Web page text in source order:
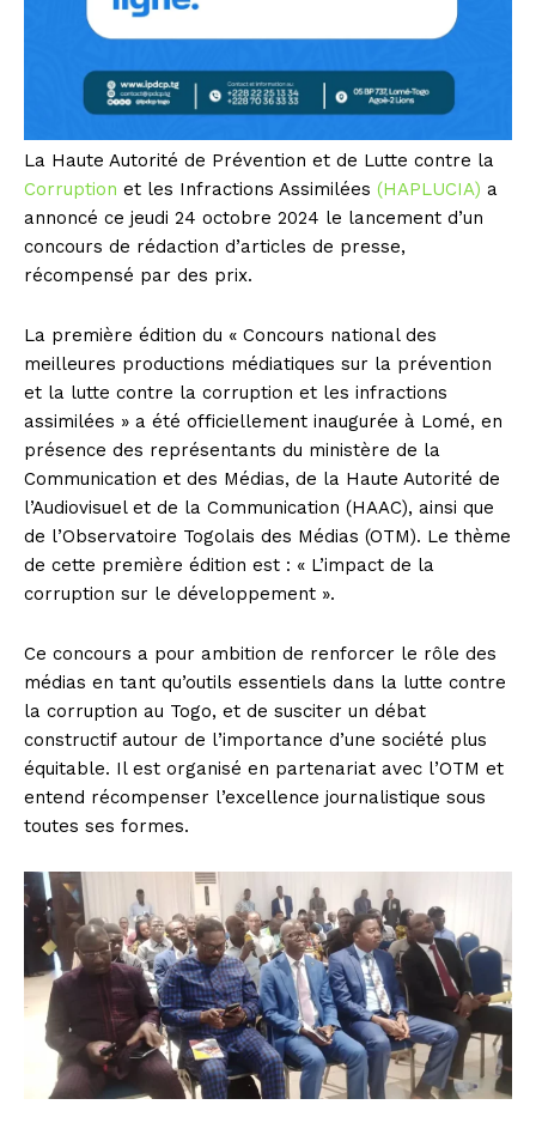
La Haute Autorité de Prévention et de Lutte contre la
Corruption et les Infractions Assimilées (HAPLUCIA) a
annoncé ce jeudi 24 octobre 2024 le lancement d’un
concours de rédaction d’articles de presse,
récompensé par des prix.
La première édition du « Concours national des
meilleures productions médiatiques sur la prévention
et la lutte contre la corruption et les infractions
assimilées » a été officiellement inaugurée à Lomé, en
présence des représentants du ministère de la
Communication et des Médias, de la Haute Autorité de
l’Audiovisuel et de la Communication (HAAC), ainsi que
de l’Observatoire Togolais des Médias (OTM). Le thème
de cette première édition est : « L’impact de la
corruption sur le développement ».
Ce concours a pour ambition de renforcer le rôle des
médias en tant qu’outils essentiels dans la lutte contre
la corruption au Togo, et de susciter un débat
constructif autour de l’importance d’une société plus
équitable. Il est organisé en partenariat avec l’OTM et
entend récompenser l’excellence journalistique sous
toutes ses formes.